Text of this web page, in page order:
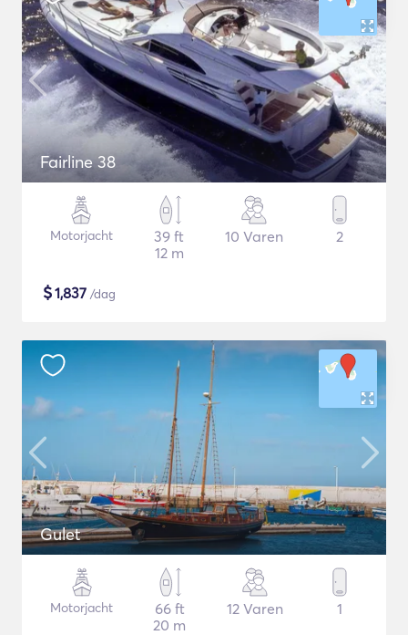
Fairline 38
Motorjacht
39 ft
12 m
10 Varen 2
$1,837 /dag
Gulet
Motorjacht
66 ft
20 m
12 Varen 1